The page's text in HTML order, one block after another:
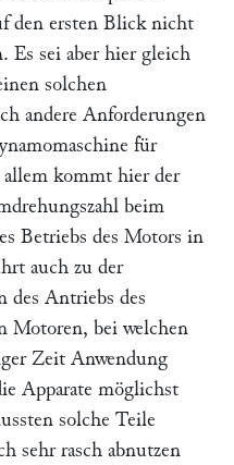
den ersten Blick nicht
Es sei aber hier gleich
solchen
andere Anforderungen
für
kommt hier der
beim
Betriebs des Motors in
auch zu der
Antriebs des
Motoren, bei welchen
Zeit Anwendung
Apparate möglichst
solche Teile
sehr rasch abnutzen